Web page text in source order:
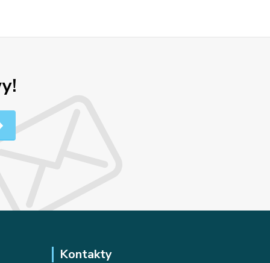
Kontakty